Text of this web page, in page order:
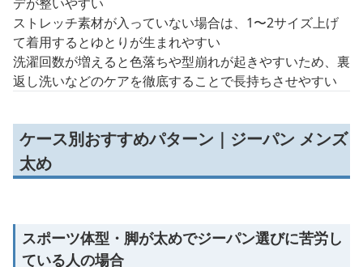
ストレッチ素材が入っていない場合は、1〜2サイズ上げ
て着用するとゆとりが生まれやすい
洗濯回数が増えると色落ちや型崩れが起きやすいため、裏
返し洗いなどのケアを徹底することで長持ちさせやすい
ケース別おすすめパターン｜ジーパン メンズ
太め
スポーツ体型・脚が太めでジーパン選びに苦労し
ている人の場合